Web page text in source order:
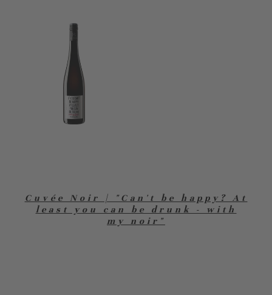
Cuvée Noir | "Can't be happy? At
least you can be drunk - with
my noir"